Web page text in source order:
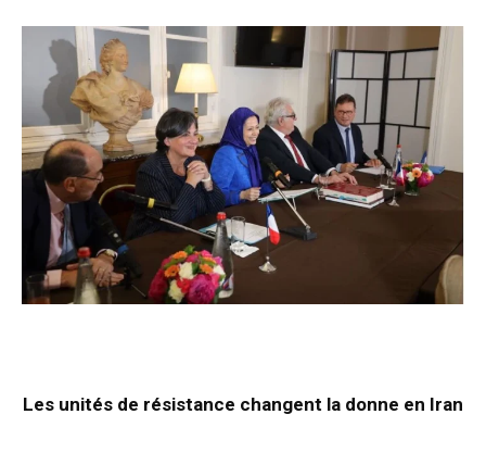
Les unités de résistance changent la donne en Iran